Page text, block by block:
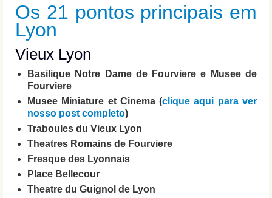
Os 21 pontos principais em
Lyon
Vieux Lyon
Basilique Notre Dame de Fourviere e Musee de
Fourviere
Musee Miniature et Cinema (clique aqui para ver
nosso post completo)
Traboules du Vieux Lyon
Theatres Romains de Fourviere
Fresque des Lyonnais
Place Bellecour
Theatre du Guignol de Lyon